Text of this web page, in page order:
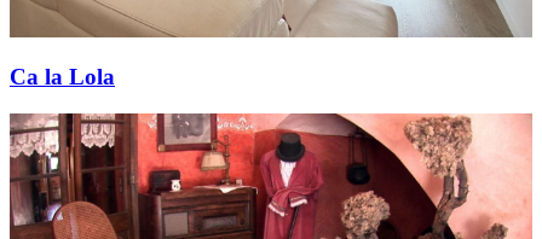
Ca la Lola